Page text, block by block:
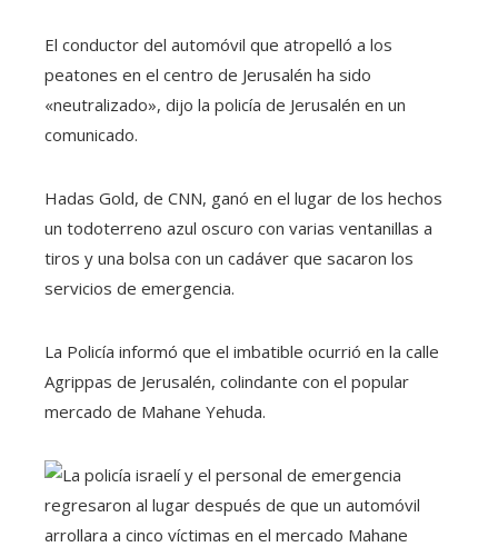
El conductor del automóvil que atropelló a los
peatones en el centro de Jerusalén ha sido
«neutralizado», dijo la policía de Jerusalén en un
comunicado.
Hadas Gold, de CNN, ganó en el lugar de los hechos
un todoterreno azul oscuro con varias ventanillas a
tiros y una bolsa con un cadáver que sacaron los
servicios de emergencia.
La Policía informó que el imbatible ocurrió en la calle
Agrippas de Jerusalén, colindante con el popular
mercado de Mahane Yehuda.